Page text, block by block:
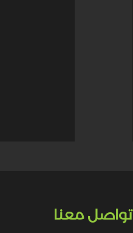
تواصل معنا